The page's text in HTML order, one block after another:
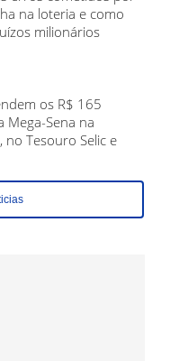
na loteria e como
milionários
os R$ 165
Mega-Sena na
no Tesouro Selic e